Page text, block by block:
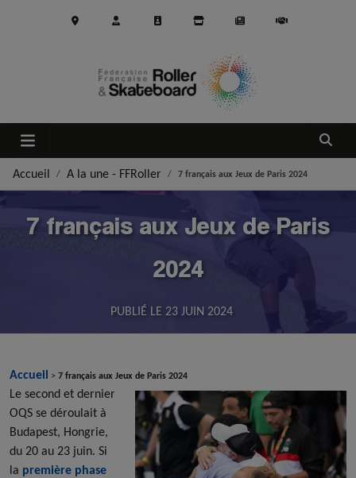
Ouvrir
Accueil A la une - FFRoller 7 français aux Jeux de Paris 2024
7 français aux Jeux de Paris
2024
PUBLIÉ LE 23 JUIN 2024
Accueil > 7 français aux Jeux de Paris 2024
Le second et dernier
OQS se déroulait à
Budapest, Hongrie,
du 20 au 23 juin. Si
la première phase